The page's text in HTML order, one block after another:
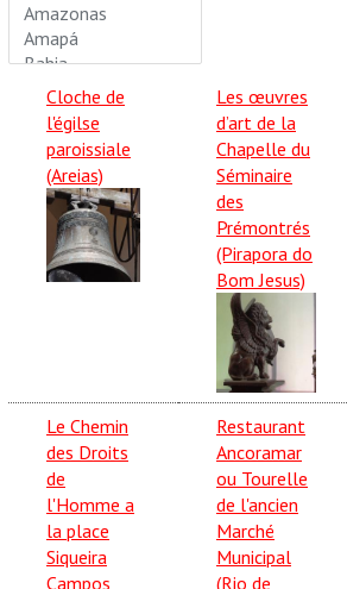
Cloche de
l'égilse
paroissiale
(Areias)
Les œuvres
d’art de la
Chapelle du
Séminaire
des
Prémontrés
(Pirapora do
Bom Jesus)
Le Chemin
des Droits
de
l'Homme a
la place
Siqueira
Campos
Restaurant
Ancoramar
ou Tourelle
de l'ancien
Marché
Municipal
(Rio de